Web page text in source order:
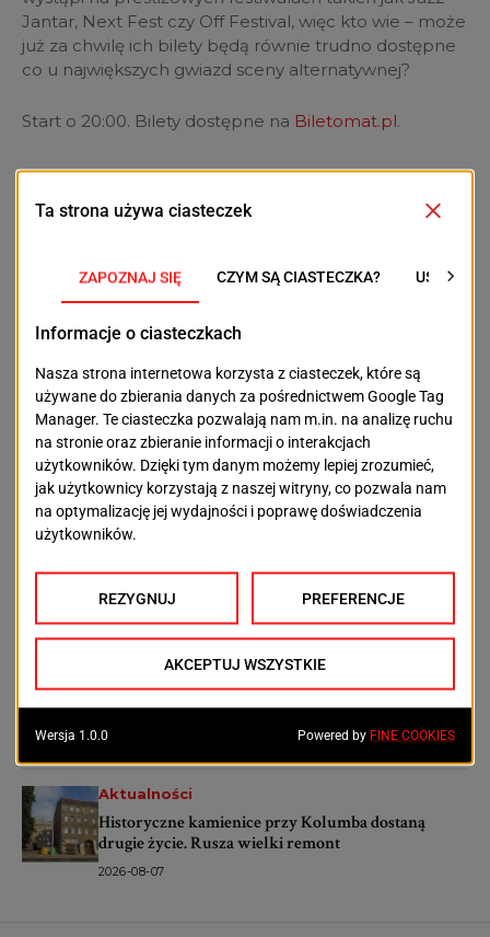
Jantar, Next Fest czy Off Festival, więc kto wie – może
już za chwilę ich bilety będą równie trudno dostępne
co u największych gwiazd sceny alternatywnej?
Start o 20:00. Bilety dostępne na Biletomat.pl.
POPRZEDNI TEKST
narkotykami – czyli
jak nie szukać noclegu
oddychasz?
OSTATNIE ARTYKUŁY
Aktualności
Podrobione dokumenty i setki tysięcy złotych. 31-
latek miał oszukiwać banki
2026-08-08
Aktualności
Szpital Wojewódzki przejdzie metamorfozę.
Powstanie nowoczesne centrum dla pacjentów
2026-08-07
Aktualności
Nowe miejsca parkingowe przy Starkiewicza w
2026-08-07
Aktualności
Historyczne kamienice przy Kolumba dostaną
drugie życie. Rusza wielki remont
2026-08-07